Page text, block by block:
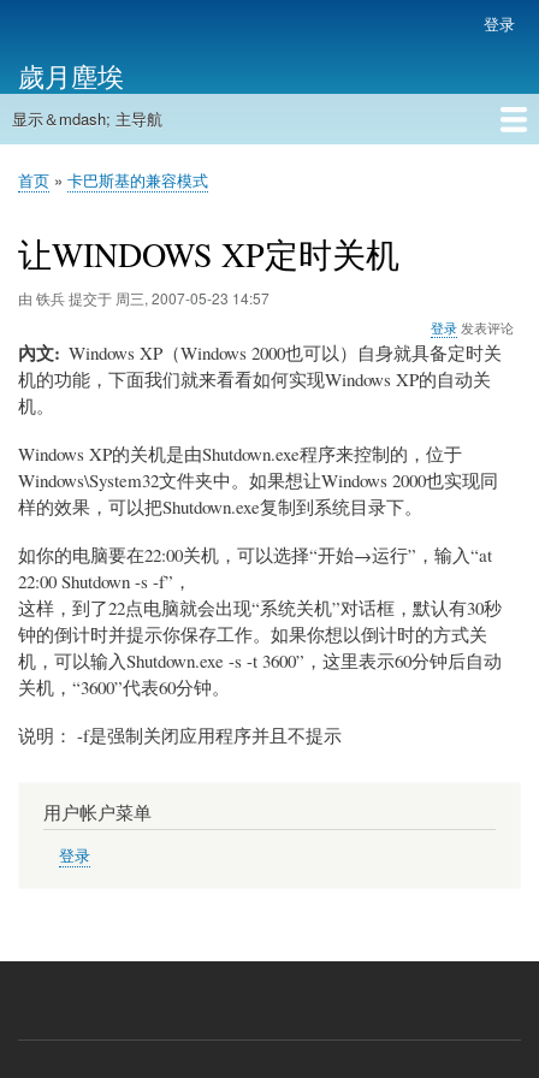
主
内
帐
户
菜
单
登录
歲月塵埃
主
航
显示＆mdash; 主导航
首页
面
屑
首页 卡巴斯基的兼容模式
让WINDOWS XP定时关机
由 铁兵提交于 周三, 2007-05-23 14:57
登录 发表评论
內文
Windows XP（Windows 2000也可以）自身就具备定时关
机的功能，下面我们就来看看如何实现Windows XP的自动关
机。
Windows XP的关机是由Shutdown.exe程序来控制的，位于
Windows\System32文件夹中。如果想让Windows 2000也实现同
样的效果，可以把Shutdown.exe复制到系统目录下。
如你的电脑要在22:00关机，可以选择“开始→运行”，输入“at
22:00 Shutdown -s -f”，
这样，到了22点电脑就会出现“系统关机”对话框，默认有30秒
钟的倒计时并提示你保存工作。如果你想以倒计时的方式关
机，可以输入Shutdown.exe -s -t 3600”，这里表示60分钟后自动
关机，“3600”代表60分钟。
说明： -f是强制关闭应用程序并且不提示
用户帐户菜单
登录